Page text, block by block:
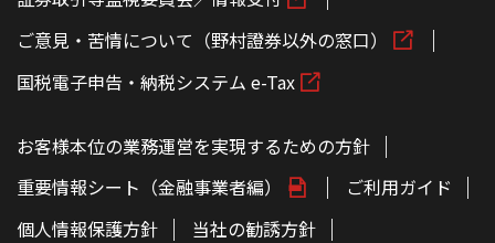
ご意見・苦情について（野村證券以外の窓口）
国税電子申告・納税システム e-Tax
お客様本位の業務運営を実現するための方針
重要情報シート（金融事業者編）
ご利用ガイド
個人情報保護方針
当社の勧誘方針